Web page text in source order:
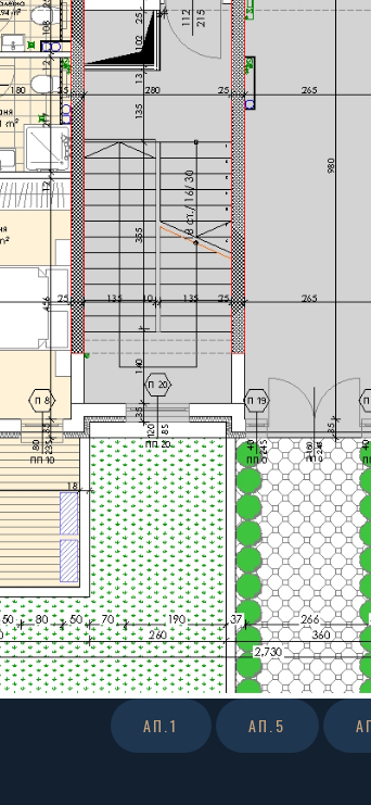
АП.1 АП.5